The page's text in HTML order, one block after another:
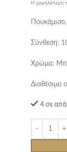
Η χαμηλότερη
Σύνθεση:
Χρώμα:
Διαθέσιμο
4 σε